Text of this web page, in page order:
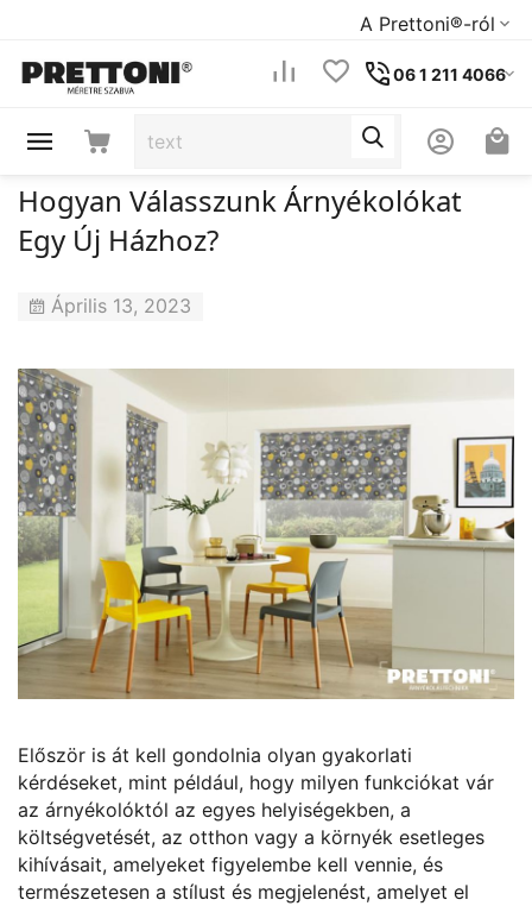
A Prettoni®-ról
06 1 211 4066
Hogyan Válasszunk Árnyékolókat
Egy Új Házhoz?
Április 13, 2023
Először is át kell gondolnia olyan gyakorlati
kérdéseket, mint például, hogy milyen funkciókat vár
az árnyékolóktól az egyes helyiségekben, a
költségvetését, az otthon vagy a környék esetleges
kihívásait, amelyeket figyelembe kell vennie, és
természetesen a stílust és megjelenést, amelyet el